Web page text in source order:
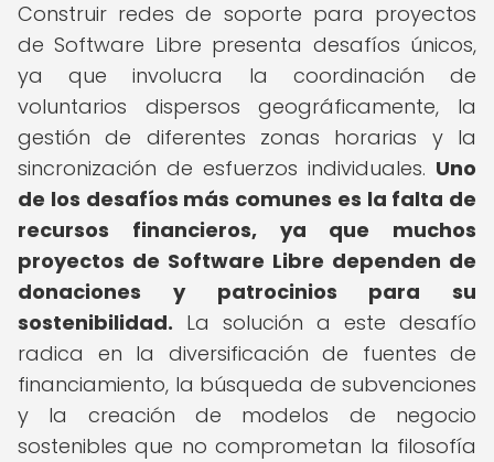
Construir redes de soporte para proyectos
de Software Libre presenta desafíos únicos,
ya que involucra la coordinación de
voluntarios dispersos geográficamente, la
gestión de diferentes zonas horarias y la
sincronización de esfuerzos individuales. Uno
de los desafíos más comunes es la falta de
recursos financieros, ya que muchos
proyectos de Software Libre dependen de
donaciones y patrocinios para su
sostenibilidad. La solución a este desafío
radica en la diversificación de fuentes de
financiamiento, la búsqueda de subvenciones
y la creación de modelos de negocio
sostenibles que no comprometan la filosofía